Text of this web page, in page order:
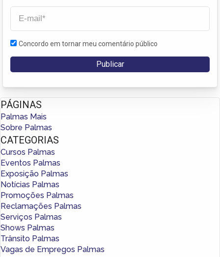
Concordo em tornar meu comentário público
PÁGINAS
Palmas Mais
Sobre Palmas
CATEGORIAS
Cursos Palmas
Eventos Palmas
Exposição Palmas
Notícias Palmas
Promoções Palmas
Reclamações Palmas
Serviços Palmas
Shows Palmas
Trânsito Palmas
Vagas de Empregos Palmas